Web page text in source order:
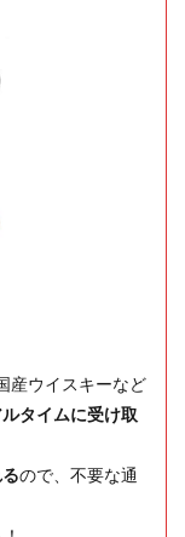
産ウイスキーなど
タイムに受け取
ので、不要な通